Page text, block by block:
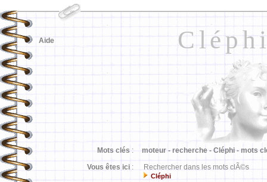
Aide
Mots clés : moteur - recherche - Cléphi - mots
Vous êtes ici : Rechercher dans les mots clÃ©s
Cléphi